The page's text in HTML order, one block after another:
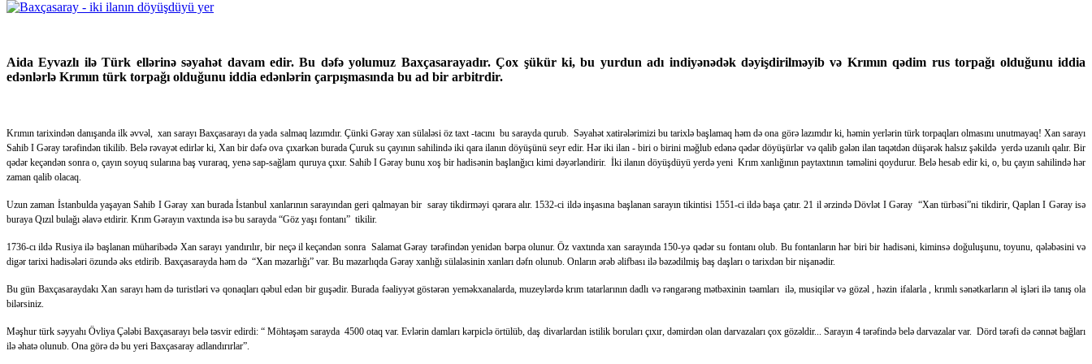
Aida Eyvazlı ilə Türk ellərinə səyahət davam edir. Bu dəfə yolumuz Baxçasarayadır. Çox şükür ki, bu yurdun adı indiyənədək dəyişdirilməyib və Krımın qədim rus torpağı olduğunu iddia
edənlərlə Krımın türk torpağı olduğunu iddia edənlərin çarpışmasında bu ad bir arbitrdir.
Krımın tarixindən danışanda ilk əvvəl, xan sarayı Baxçasarayı da yada salmaq lazımdır. Çünki Gəray xan sülaləsi öz taxt -tacını bu sarayda qurub. Səyahət xatirələrimizi bu tarixlə başlamaq həm də ona görə lazımdır ki, həmin yerlərin türk torpaqları olmasını unutmayaq! Xan sarayı
Sahib I Gəray tərəfindən tikilib. Belə rəvayət edirlər ki, Xan bir dəfə ova çıxarkən burada Çuruk su çayının sahilində iki qara ilanın döyüşünü seyr edir. Hər iki ilan - biri o birini məğlub edənə qədər döyüşürlər və qalib gələn ilan taqətdən düşərək halsız şəkildə yerdə uzanılı qalır. Bir
qədər keçəndən sonra o, çayın soyuq sularına baş vuraraq, yenə sap-sağlam quruya çıxır. Sahib I Gəray bunu xoş bir hadisənin başlanğıcı kimi dəyərləndirir. İki ilanın döyüşdüyü yerdə yeni Krım xanlığının paytaxtının təməlini qoydurur. Belə hesab edir ki, o, bu çayın sahilində hər
zaman qalib olacaq.
Uzun zaman İstanbulda yaşayan Sahib I Gəray xan burada İstanbul xanlarının sarayından geri qalmayan bir saray tikdirməyi qərara alır. 1532-ci ildə inşasına başlanan sarayın tikintisi 1551-ci ildə başa çatır. 21 il ərzində Dövlət I Gəray “Xan türbəsi”ni tikdirir, Qaplan I Gəray isə
buraya Qızıl bulağı əlavə etdirir. Krım Gərayın vaxtında isə bu sarayda “Göz yaşı fontanı” tikilir.
1736-cı ildə Rusiya ilə başlanan müharibədə Xan sarayı yandırılır, bir neçə il keçəndən sonra Salamat Gəray tərəfindən yenidən bərpa olunur. Öz vaxtında xan sarayında 150-yə qədər su fontanı olub. Bu fontanların hər biri bir hadisəni, kiminsə doğuluşunu, toyunu, qələbəsini və
digər tarixi hadisələri özundə əks etdirib. Baxçasarayda həm də “Xan məzarlığı” var. Bu məzarlıqda Gəray xanlığı sülaləsinin xanları dəfn olunub. Onların ərəb əlifbası ilə bəzədilmiş baş daşları o tarixdən bir nişanədir.
Bu gün Baxçasaraydakı Xan sarayı həm də turistləri və qonaqları qəbul edən bir guşədir. Burada fəaliyyət göstərən yeməkxanalarda, muzeylərdə krım tatarlarının dadlı və rəngarəng mətbəxinin təamları ilə, musiqilər və gözəl , həzin ifalarla , krımlı sənətkarların əl işləri ilə tanış ola
bilərsiniz.
Məşhur türk səyyahı Övliya Çələbi Baxçasarayı belə təsvir edirdi: “ Möhtəşəm sarayda 4500 otaq var. Evlərin damları kərpiclə örtülüb, daş divarlardan istilik boruları çıxır, dəmirdən olan darvazaları çox gözəldir... Sarayın 4 tərəfində belə darvazalar var. Dörd tərəfi də cənnət bağları
ilə əhatə olunub. Ona görə də bu yeri Baxçasaray adlandırırlar”.